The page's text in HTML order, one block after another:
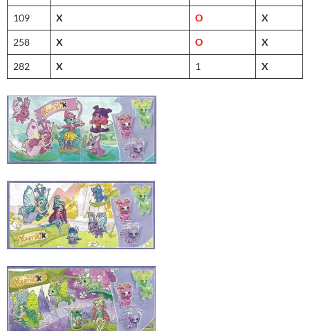
109 X O X
258 X O X
282 X 1 X